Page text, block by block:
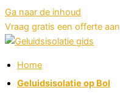
Ga naar de inhoud
Vraag gratis een offerte aan
Home
Geluidsisolatie op Bol